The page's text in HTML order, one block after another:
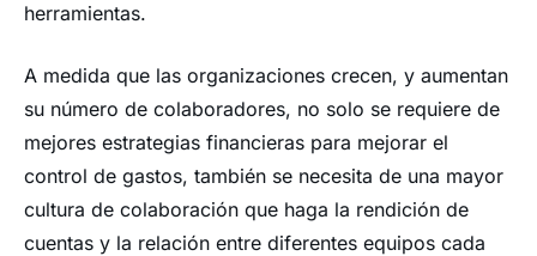
herramientas.
A medida que las organizaciones crecen, y aumentan
su número de colaboradores, no solo se requiere de
mejores estrategias financieras para mejorar el
control de gastos, también se necesita de una mayor
cultura de colaboración que haga la rendición de
cuentas y la relación entre diferentes equipos cada